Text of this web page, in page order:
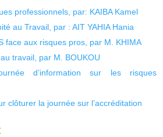
professionnels, par: KAIBA Kamel
au Travail, par : AIT YAHIA Hania
face aux risques pros, par M. KHIMA
travail, par M. BOUKOU
d’information sur les risques
clôturer la journée sur l’accréditation